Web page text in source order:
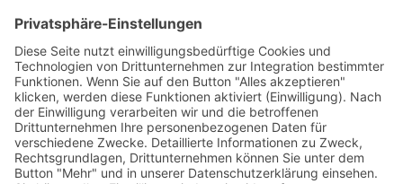
Legal
Impressum
Datenschutzerklärung
Cookie-Einstellungen